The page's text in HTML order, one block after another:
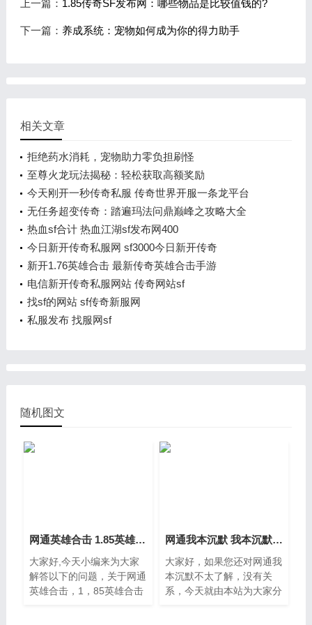
上一篇： 1.85传奇SF发布网：哪些物品是比较值钱的?
下一篇： 养成系统：宠物如何成为你的得力助手
相关文章
拒绝药水消耗，宠物助力零负担刷怪
至尊火龙玩法揭秘：轻松获取高额奖励
今天刚开一秒传奇私服 传奇世界开服一条龙平台
无任务超变传奇：踏遍玛法问鼎巅峰之攻略大全
热血sf合计 热血江湖sf发布网400
今日新开传奇私服网 sf3000今日新开传奇
新开1.76英雄合击 最新传奇英雄合击手游
电信新开传奇私服网站 传奇网站sf
找sf的网站 sf传奇新服网
私服发布 找服网sf
随机图文
网通英雄合击 1.85英雄合击发布网
大家好,今天小编来为大家
解答以下的问题，关于网通
英雄合击，1，85英雄合击
网通我本沉默 我本沉默三端互通
大家好，如果您还对网通我
本沉默不太了解，没有关
系，今天就由本站为大家分